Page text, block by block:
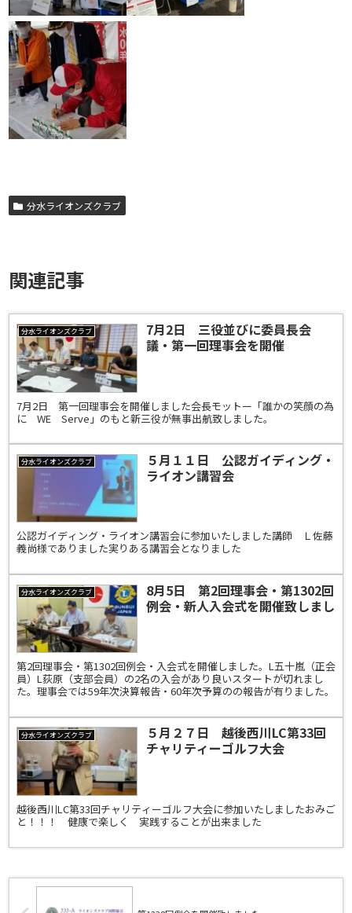
分水ライオンズクラブ
関連記事
分水ライオンズクラブ
7月2日 三役並びに委員長会
議・第一回理事会を開催
7月2日 第一回理事会を開催しました会長モットー「誰かの笑顔の為
に WE Serve」のもと新三役が無事出航致しました。
分水ライオンズクラブ
５月１１日 公認ガイディング・
ライオン講習会
公認ガイディング・ライオン講習会に参加いたしました講師 Ｌ佐藤
義尚様でありました実りある講習会となりました
分水ライオンズクラブ
8月5日 第2回理事会・第1302回
例会・新人入会式を開催致しまし
第2回理事会・第1302回例会・入会式を開催しました。L五十嵐（正会
員）L荻原（支部会員）の2名の入会があり良いスタートが切れまし
た。理事会では59年次決算報告・60年次予算のの報告が有りました。
分水ライオンズクラブ
５月２７日 越後西川LC第33回
チャリティーゴルフ大会
越後西川LC第33回チャリティーゴルフ大会に参加いたしましたおみご
と！！！ 健康で楽しく 実践することが出来ました